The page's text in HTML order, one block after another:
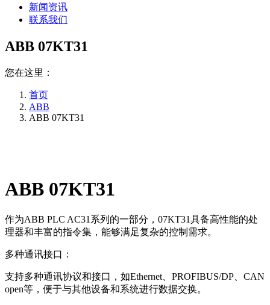
新闻资讯
联系我们
ABB 07KT31
您在这里：
首页
ABB
ABB 07KT31
ABB 07KT31
作为ABB PLC AC31系列的一部分，07KT31具备高性能的处
理器和丰富的指令集，能够满足复杂的控制需求。
多种通讯接口：
支持多种通讯协议和接口，如Ethernet、PROFIBUS/DP、CAN
open等，便于与其他设备和系统进行数据交换。